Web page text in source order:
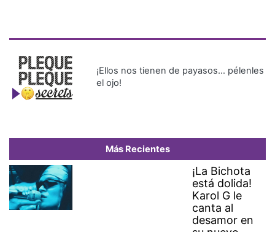
¡Ellos nos tienen de payasos… pélenles
el ojo!
Más Recientes
¡La Bichota
está dolida!
Karol G le
canta al
desamor en